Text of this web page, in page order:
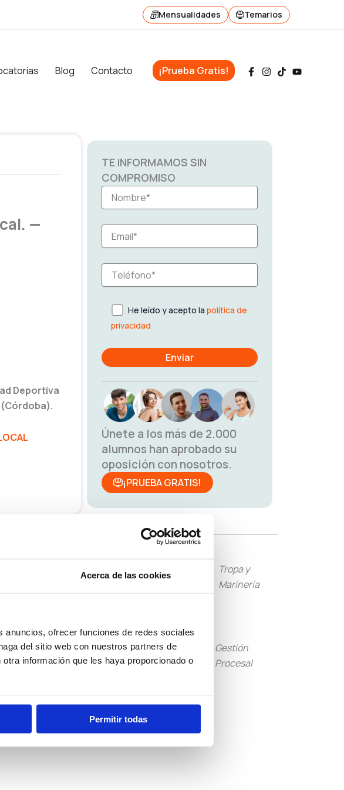
Acerca de las cookies
ofrecer funciones de redes sociales
del sitio web con nuestros partners de
información que les haya proporcionado o
Permitir todas
Mensualidades Temarios
Blog Contacto ¡Prueba Gratis!
—
Deportiva
(Córdoba).
TE INFORMAMOS SIN
COMPROMISO
He leído y acepto lapolítica de
privacidad
Únete a los más de 2.000
alumnos han aprobado su
oposición con nosotros.
¡PRUEBA GRATIS!
Guardia
Tropa y
Marinería
Tramitación
Procesal
Gestión
Procesal
Otras
Convocatorias